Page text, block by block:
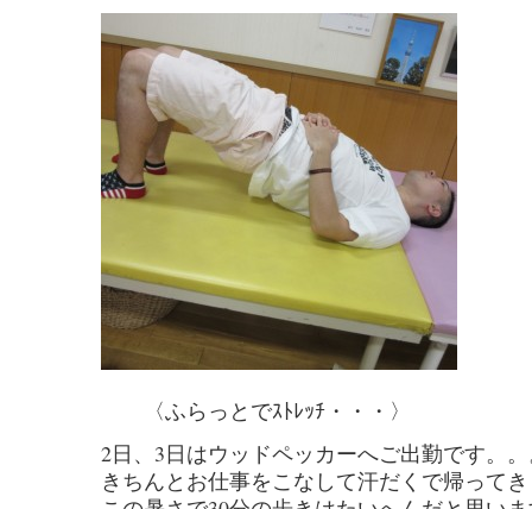
〈ふらっとでｽﾄﾚｯﾁ・・・〉
2日、3日はウッドペッカーへご出勤です。
きちんとお仕事をこなして汗だくで帰って